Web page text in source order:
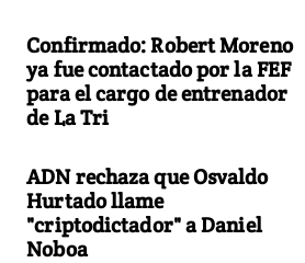
Confirmado: Robert Moreno
ya fue contactado por la FEF
para el cargo de entrenador
de La Tri
ADN rechaza que Osvaldo
Hurtado llame
"criptodictador" a Daniel
Noboa